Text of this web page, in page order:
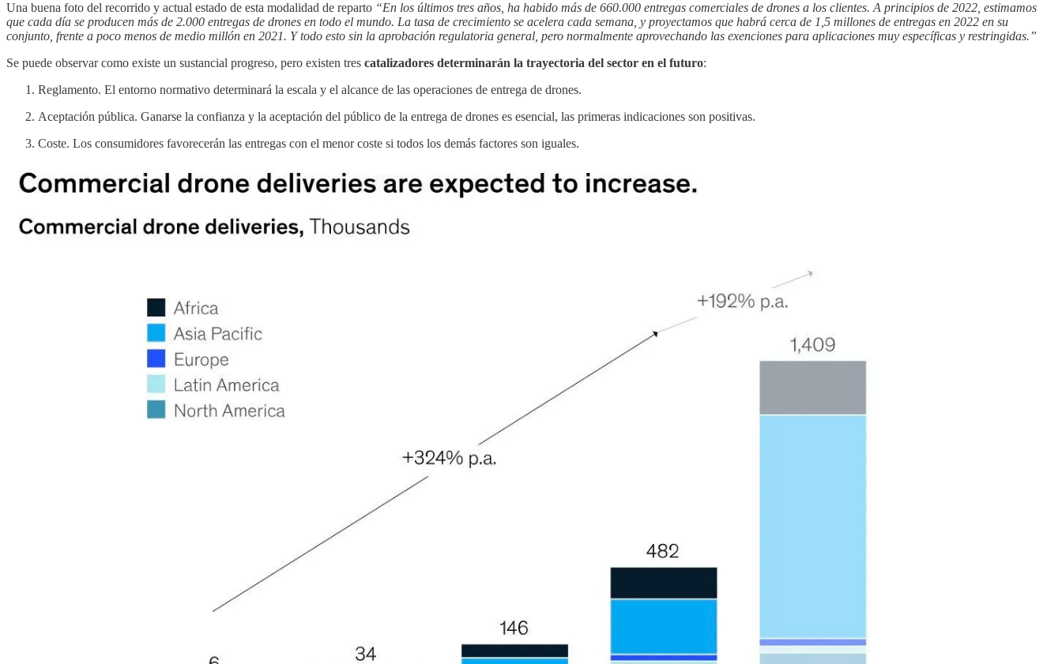
Una buena foto del recorrido y actual estado de esta modalidad de reparto “En los últimos tres años, ha habido más de 660.000 entregas comerciales de drones a los clientes. A principios de 2022, estimamos
que cada día se producen más de 2.000 entregas de drones en todo el mundo. La tasa de crecimiento se acelera cada semana, y proyectamos que habrá cerca de 1,5 millones de entregas en 2022 en su
conjunto, frente a poco menos de medio millón en 2021. Y todo esto sin la aprobación regulatoria general, pero normalmente aprovechando las exenciones para aplicaciones muy específicas y restringidas.”
Se puede observar como existe un sustancial progreso, pero existen tres catalizadores determinarán la trayectoria del sector en el futuro:
Reglamento. El entorno normativo determinará la escala y el alcance de las operaciones de entrega de drones.
Aceptación pública. Ganarse la confianza y la aceptación del público de la entrega de drones es esencial, las primeras indicaciones son positivas.
Coste. Los consumidores favorecerán las entregas con el menor coste si todos los demás factores son iguales.